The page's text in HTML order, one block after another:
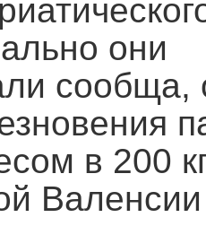
они
сообща,
в 200